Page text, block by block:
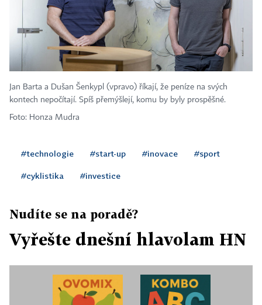
Jan Barta a Dušan Šenkypl (vpravo) říkají, že peníze na svých
kontech nepočítají. Spíš přemýšlejí, komu by byly prospěšné.
Foto: Honza Mudra
#technologie #start-up #inovace #sport
#cyklistika #investice
Nudíte se na poradě?
Vyřešte dnešní hlavolam HN